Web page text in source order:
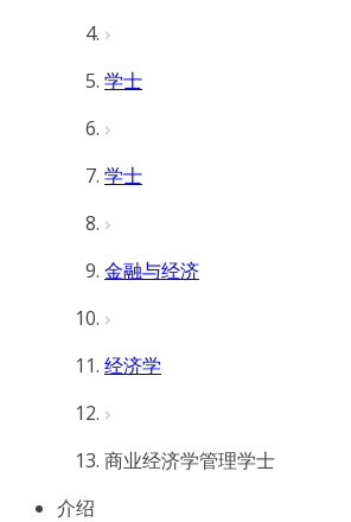
学士
学士
金融与经济
经济学
商业经济学管理学士
介绍